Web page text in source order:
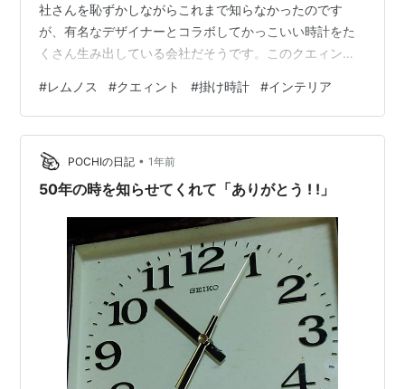
社さんを恥ずかしながらこれまで知らなかったのです
が、有名なデザイナーとコラボしてかっこいい時計をた
くさん生み出している会社だそうです。このクエィント
なアーティストだということで。 この時計の素材はなん
だと思いますか。僕はビックリしましたよ。 真鍮なんで
すって。愛犬の迷子札と俺のブレスレットとおんなじ
や。 真鍮を富山の伝統工芸品である高岡銅器とやらの技
術を応用し、この特徴的な青色を出しているそうです。
#レムノス #クエィント #掛け時計 #インテリア
POCHIの日記 • 1年前
50年の時を知らせてくれて「ありがとう ! !」